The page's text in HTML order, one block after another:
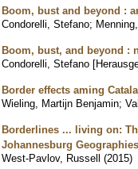
Boom, bust and beyond :
Condorelli, Stefano;
Boom, bust, and beyond :
Condorelli, Stefano
Border effects aming
Wieling, Martijn Benjamin;
Borderlines ... living on:
Johannesburg Geographies
West-Pavlov, Russell (2015)